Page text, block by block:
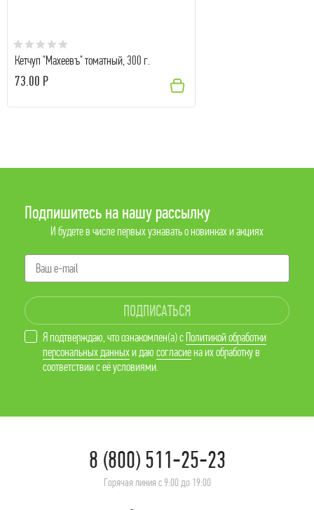
Кетчуп "Махеевъ" томатный, 300 г.
73.00 Р
Подпишитесь на нашу рассылку
И будете в числе первых узнавать о новинках и акциях
ПОДПИСАТЬСЯ
Я подтверждаю, что ознакомлен(а) с Политикой обработки
персональных данныхи даю согласиена их обработку в
соответствии с её условиями.
8 (800) 511-25-23
Горячая линия с 9:00 до 19:00